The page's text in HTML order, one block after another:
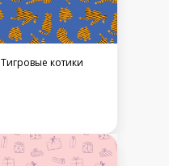
Тигровые котики